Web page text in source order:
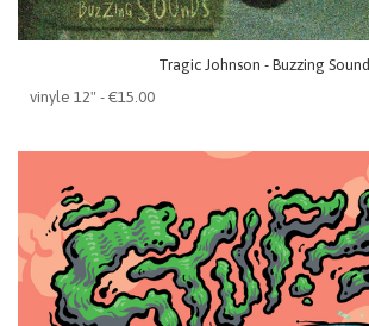
Tragic Johnson - Buzzing